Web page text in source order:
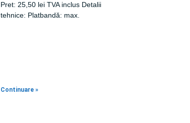
Pret: 25,50 lei TVA inclus Detalii
tehnice: Platbandă: max.
Continuare »